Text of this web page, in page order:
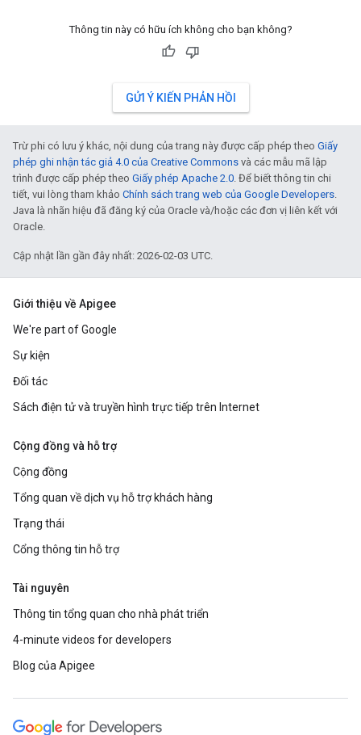
Thông tin này có hữu ích không cho bạn không?
GỬI Ý KIẾN PHẢN HỒI
Trừ phi có lưu ý khác, nội dung của trang này được cấp phép theo Giấy
phép ghi nhận tác giả 4.0 của Creative Commons và các mẫu mã lập
trình được cấp phép theo Giấy phép Apache 2.0. Để biết thông tin chi
tiết, vui lòng tham khảo Chính sách trang web của Google Developers.
Java là nhãn hiệu đã đăng ký của Oracle và/hoặc các đơn vị liên kết với
Oracle.
Cập nhật lần gần đây nhất: 2026-02-03 UTC.
Giới thiệu về Apigee
We're part of Google
Sự kiện
Đối tác
Sách điện tử và truyền hình trực tiếp trên Internet
Cộng đồng và hỗ trợ
Cộng đồng
Tổng quan về dịch vụ hỗ trợ khách hàng
Trạng thái
Cổng thông tin hỗ trợ
Tài nguyên
Thông tin tổng quan cho nhà phát triển
4-minute videos for developers
Blog của Apigee